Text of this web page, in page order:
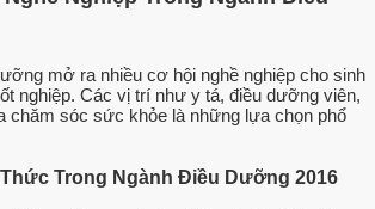
mở ra nhiều cơ hội nghề nghiệp cho sinh
nghiệp. Các vị trí như y tá, điều dưỡng viên,
chăm sóc sức khỏe là những lựa chọn phổ
Thức Trong Ngành Điều Dưỡng 2016